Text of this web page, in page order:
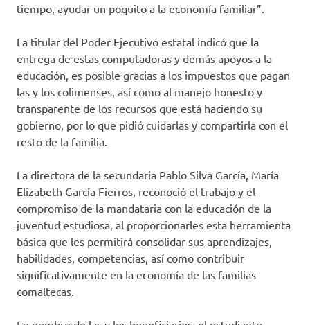
tiempo, ayudar un poquito a la economía familiar”.
La titular del Poder Ejecutivo estatal indicó que la
entrega de estas computadoras y demás apoyos a la
educación, es posible gracias a los impuestos que pagan
las y los colimenses, así como al manejo honesto y
transparente de los recursos que está haciendo su
gobierno, por lo que pidió cuidarlas y compartirla con el
resto de la familia.
La directora de la secundaria Pablo Silva García, María
Elizabeth García Fierros, reconoció el trabajo y el
compromiso de la mandataria con la educación de la
juventud estudiosa, al proporcionarles esta herramienta
básica que les permitirá consolidar sus aprendizajes,
habilidades, competencias, así como contribuir
significativamente en la economía de las familias
comaltecas.